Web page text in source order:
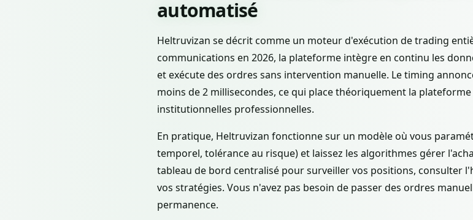
automatisé
Heltruvizan se décrit comme un moteur d'exécution de trading
communications en 2026, la plateforme intègre en continu les
et exécute des ordres sans intervention manuelle. Le timing
moins de 2 millisecondes, ce qui place théoriquement la
institutionnelles professionnelles.
En pratique, Heltruvizan fonctionne sur un modèle où vous
temporel, tolérance au risque) et laissez les algorithmes gérer
tableau de bord centralisé pour surveiller vos positions, consulter
vos stratégies. Vous n'avez pas besoin de passer des ordres
permanence.